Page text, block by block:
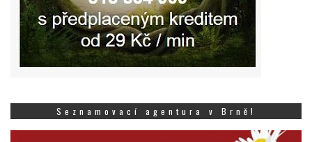
Seznamovací agentura v Brně!